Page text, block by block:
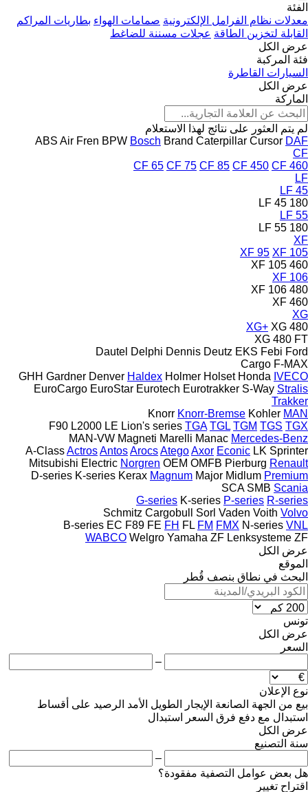
الفئة
معدلات نظام الفرامل الإلكترونية صمامات الهواء بطاريات المراكم
القابلة لتخزين الطاقة عجلات مسننة للضاغط
عرض الكل
فئة المركبة
السيارات القاطرة
عرض الكل
الماركة
لم يتم العثور على نتائج لهذا الاستعلام
ABS Air Fren BPW Bosch Brand Caterpillar Cursor DAF
CF
CF 65 CF 75 CF 85 CF 450 CF 460
LF
LF 45
LF 45 180
LF 55
LF 55 180
XF
XF 95 XF 105
XF 105 460
XF 106
XF 106 480
XF 460
XG
XG+ XG 480
XG 480 FT
Dautel Delphi Dennis Deutz EKS Febi Ford
Cargo F-MAX
GHH Gardner Denver Haldex Holmer Holset Honda IVECO
EuroCargo EuroStar Eurotech Eurotrakker S-Way Stralis
Trakker
Knorr Knorr-Bremse Kohler MAN
F90 L2000 LE Lion's series TGA TGL TGM TGS TGX
MAN-VW Magneti Marelli Manac Mercedes-Benz
A-ClassActrosAntosArocsAtegoAxor Econic LK Sprinter
Mitsubishi Electric Norgren OEM OMFB Pierburg Renault
D-series K-series Kerax Magnum Major Midlum Premium
SCA SMB Scania
G-series K-series P-series R-series
Schmitz Cargobull
Sorl Vaden Voith Volvo
B-series EC F89 FE FH FL FM FMX N-series VNL
WABCO Welgro Yamaha ZF Lenksysteme ZF
عرض الكل
الموقع
البحث في نطاق بنصف قُطر
تونس
عرض الكل
السعر
–
نوع الإعلان
بيع من الجهة الصانعة الإيجار الطويل الأمد الرصيد على أقساط
استبدال مع دفع فرق السعر
استبدال
عرض الكل
سنة التصنيع
–
هل بعض عوامل التصفية مفقودة؟
اقتراح تغيير